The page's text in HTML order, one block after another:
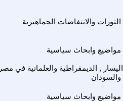
الثورات والانتفاضات الجماهيرية
مواضيع وابحاث سياسية
اليسار , الديمقراطية والعلمانية في مصر
والسودان
مواضيع وابحاث سياسية